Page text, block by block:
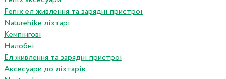
Fenix ел живлення та зарядні пристрої
Naturehike ліхтарі
Кемпінгові
Налобні
Ел живлення та зарядні пристрої
Аксесуари до ліхтарів